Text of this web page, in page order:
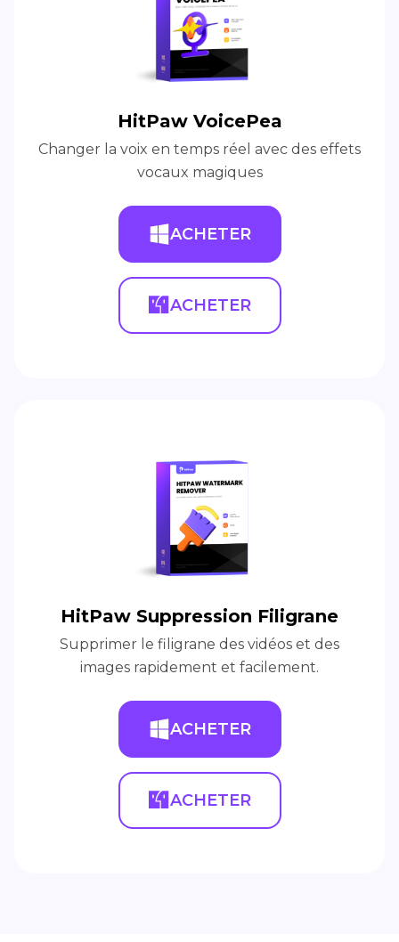
HitPaw VoicePea
Changer la voix en temps réel avec des effets
vocaux magiques
ACHETER
ACHETER
HitPaw Suppression Filigrane
Supprimer le filigrane des vidéos et des
images rapidement et facilement.
ACHETER
ACHETER